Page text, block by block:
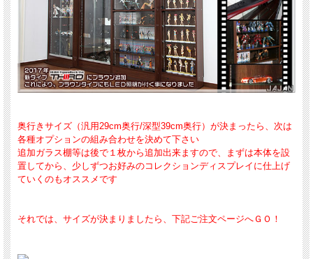
奥行きサイズ（汎用29cm奥行/深型39cm奥行）が決まったら、次は
各種オプションの組み合わせを決めて下さい
追加ガラス棚等は後で１枚から追加出来ますので、まずは本体を設
置してから、少しずつお好みのコレクションディスプレイに仕上げ
ていくのもオススメです
それでは、サイズが決まりましたら、下記ご注文ページへＧＯ！